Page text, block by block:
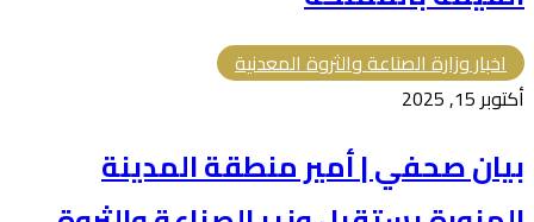
اخبار وزارة الصناعة والثروة المعدنية
أكتوبر 15, 2025
بيان صحفي | أمير منطقة المدينة